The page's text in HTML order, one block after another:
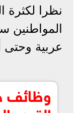
نظرا لكثرة
المواطنين
عربية وحتى
وظائف